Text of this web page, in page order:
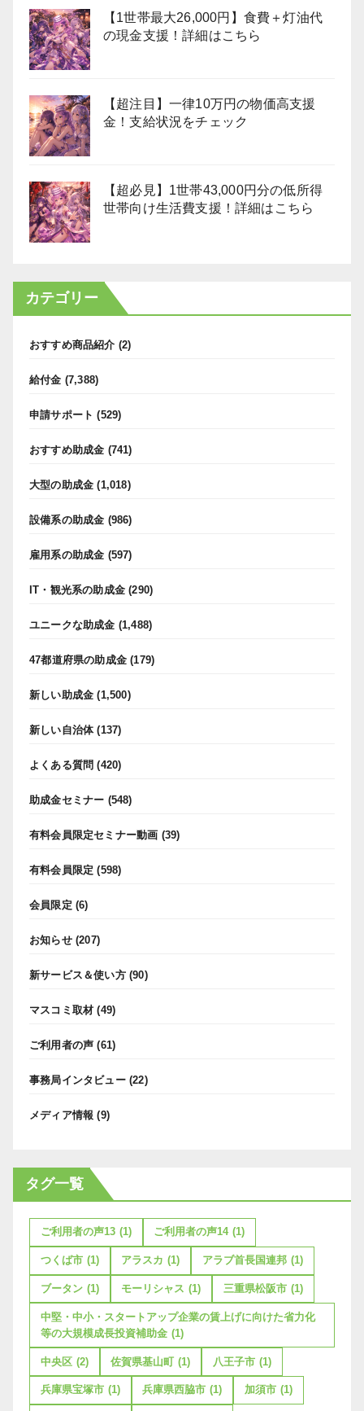
【1世帯最大26,000円】食費＋灯油代
の現金支援！詳細はこちら
【超注目】一律10万円の物価高支援
金！支給状況をチェック
【超必見】1世帯43,000円分の低所得
世帯向け生活費支援！詳細はこちら
カテゴリー
おすすめ商品紹介 (2)
給付金 (7,388)
申請サポート (529)
おすすめ助成金 (741)
大型の助成金 (1,018)
設備系の助成金 (986)
雇用系の助成金 (597)
IT・観光系の助成金 (290)
ユニークな助成金 (1,488)
47都道府県の助成金 (179)
新しい助成金 (1,500)
新しい自治体(137)
よくある質問 (420)
助成金セミナー (548)
有料会員限定セミナー動画 (39)
有料会員限定 (598)
会員限定 (6)
お知らせ(207)
新サービス＆使い方(90)
マスコミ取材 (49)
ご利用者の声 (61)
事務局インタビュー(22)
メディア情報 (9)
タグ一覧
ご利用者の声13 (1) ご利用者の声14 (1)
つくば市 (1) アラスカ (1) アラブ首長国連邦 (1)
ブータン (1) モーリシャス (1) 三重県松阪市 (1)
中堅・中小・スタートアップ企業の賃上げに向けた省力化
等の大規模成長投資補助金 (1)
中央区 (2) 佐賀県基山町 (1) 八王子市 (1)
兵庫県宝塚市 (1) 兵庫県西脇市 (1) 加須市 (1)